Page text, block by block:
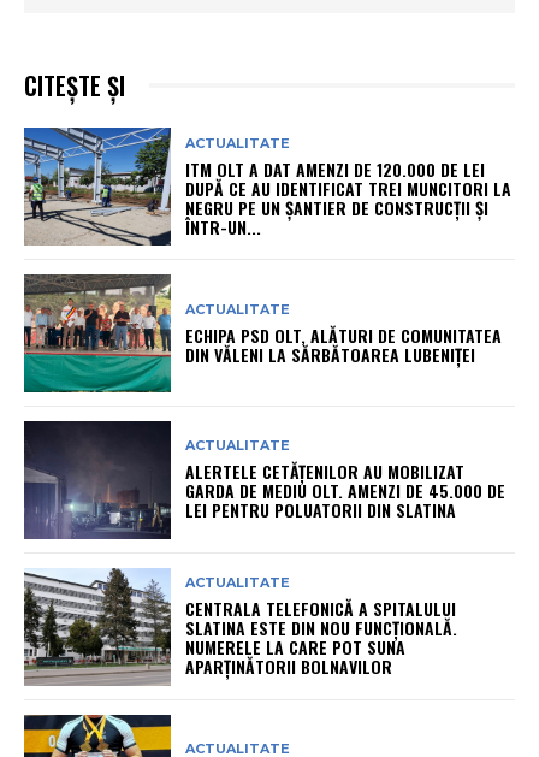
CITEȘTE ȘI
ACTUALITATE
ITM OLT A DAT AMENZI DE 120.000 DE LEI
DUPĂ CE AU IDENTIFICAT TREI MUNCITORI LA
NEGRU PE UN ȘANTIER DE CONSTRUCȚII ȘI
ÎNTR-UN...
ACTUALITATE
ECHIPA PSD OLT, ALĂTURI DE COMUNITATEA
DIN VĂLENI LA SĂRBĂTOAREA LUBENIȚEI
ACTUALITATE
ALERTELE CETĂȚENILOR AU MOBILIZAT
GARDA DE MEDIU OLT. AMENZI DE 45.000 DE
LEI PENTRU POLUATORII DIN SLATINA
ACTUALITATE
CENTRALA TELEFONICĂ A SPITALULUI
SLATINA ESTE DIN NOU FUNCȚIONALĂ.
NUMERELE LA CARE POT SUNA
APARȚINĂTORII BOLNAVILOR
ACTUALITATE